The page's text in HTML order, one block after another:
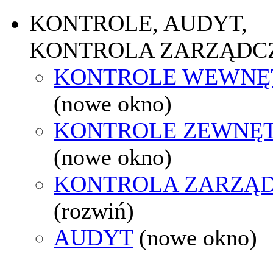
KONTROLE, AUDYT,
KONTROLA
KONTROLE
(nowe okno)
KONTROLE
(nowe okno)
KONTROLA
(rozwiń)
AUDYT (nowe okno)